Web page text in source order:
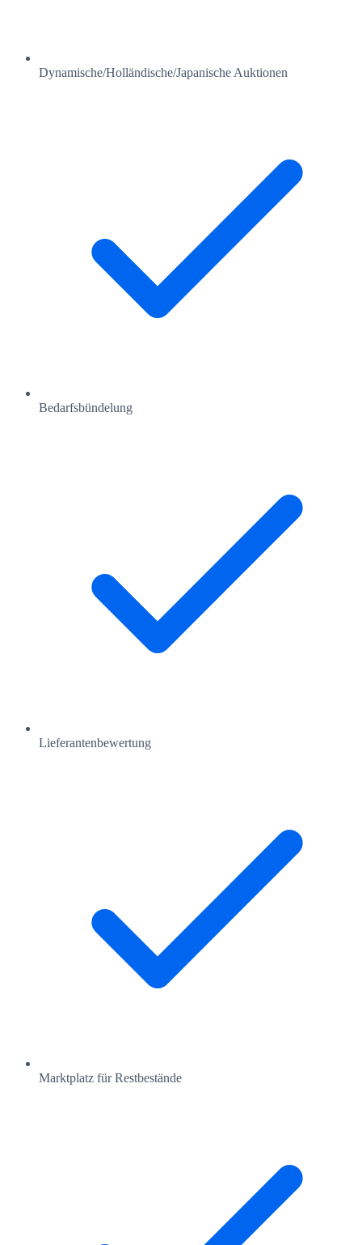
Dynamische/Holländische/Japanische Auktionen
Bedarfsbündelung
Lieferantenbewertung
Marktplatz für Restbestände